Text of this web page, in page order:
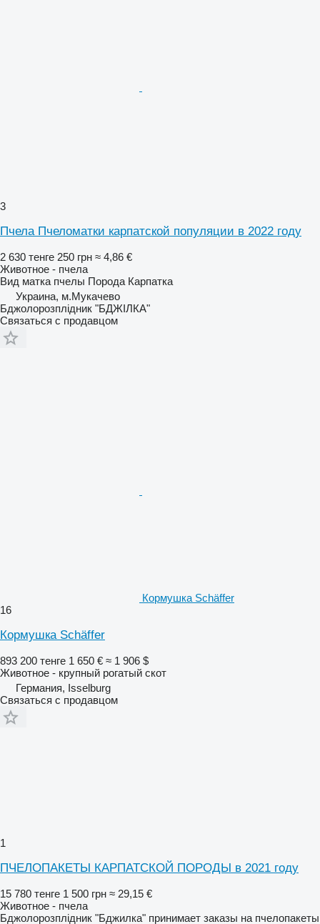
3
Пчела Пчеломатки карпатской популяции в 2022 году
2 630 тенге 250 грн ≈ 4,86 €
Животное - пчела
Вид матка пчелы Порода Карпатка
Украина, м.Мукачево
Бджолорозплідник "БДЖІЛКА"
Связаться с продавцом
Кормушка Schäffer
16
Кормушка Schäffer
893 200 тенге 1 650 € ≈ 1 906 $
Животное - крупный рогатый скот
Германия, Isselburg
Связаться с продавцом
1
ПЧЕЛОПАКЕТЫ КАРПАТСКОЙ ПОРОДЫ в 2021 году
15 780 тенге 1 500 грн ≈ 29,15 €
Животное - пчела
Бджолорозплідник "Бджилка" принимает заказы на пчелопакеты